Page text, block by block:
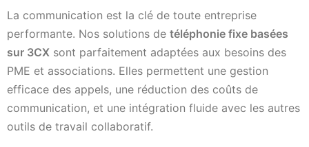
La communication est la clé de toute entreprise
performante. Nos solutions de téléphonie fixe basées
sur 3CX sont parfaitement adaptées aux besoins des
PME et associations. Elles permettent une gestion
efficace des appels, une réduction des coûts de
communication, et une intégration fluide avec les autres
outils de travail collaboratif.